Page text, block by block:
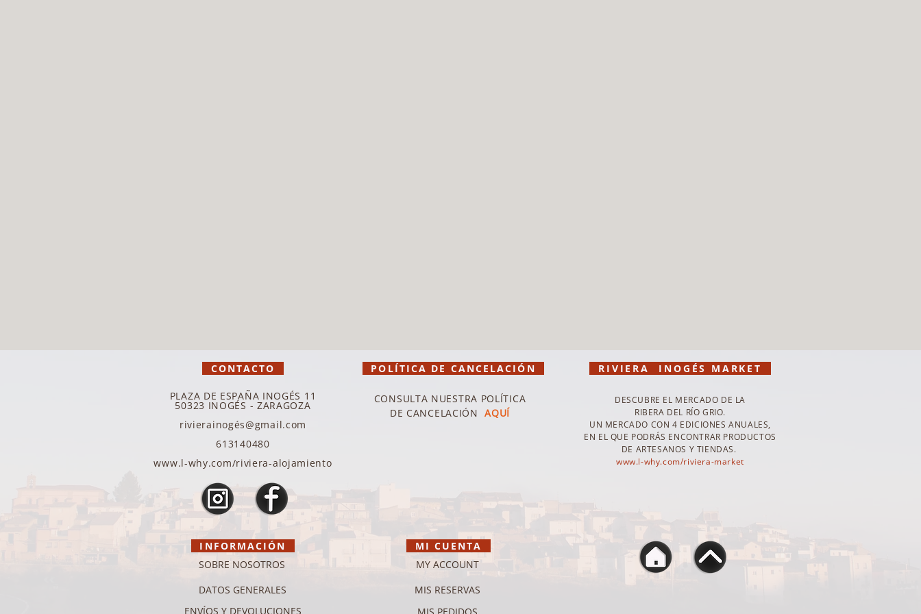
CONTACTO
PLAZA DE ESPAÑA INOGÉS 11
50323 INOGÉS - ZARAGOZA
rivierainogés@gmail.com
613140480
www.l-why.com/riviera-alojamiento
POLÍTICA DE CANCELACIÓN
CONSULTA NUESTRA POLÍTICA
DE CANCELACIÓN AQUÍ
INFORMACIÓN
MI CUENTA
SOBRE NOSOTROS
MY ACCOUNT
DATOS GENERALES
ENVÍOS Y DEVOLUCIONES
MIS RESERVAS
RIVIERA INOGÉS MARKET
DESCUBRE EL MERCADO DE LA
RIBERA DEL RÍO GRIO.
UN MERCADO CON 4 EDICIONES ANUALES,
EN EL QUE PODRÁS ENCONTRAR PRODUCTOS
DE ARTESANOS Y TIENDAS.
www.l-why.com/riviera-market